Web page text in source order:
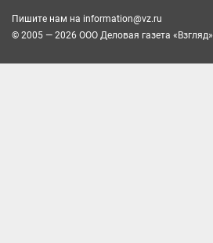
Пишите нам на information@vz.ru
© 2005 — 2026 ООО Деловая газета «Взгляд»